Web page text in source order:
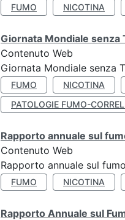
FUMO NICOTINA
Giornata Mondiale senza
Contenuto Web
Giornata Mondiale senza
FUMO NICOTINA
PATOLOGIE FUMO-
Rapporto annuale sul
Contenuto Web
Rapporto annuale sul
FUMO NICOTINA
Rapporto Annuale sul